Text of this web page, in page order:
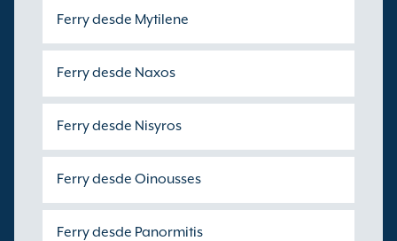
Ferry desde Mytilene
Ferry desde Naxos
Ferry desde Nisyros
Ferry desde Oinousses
Ferry desde Panormitis